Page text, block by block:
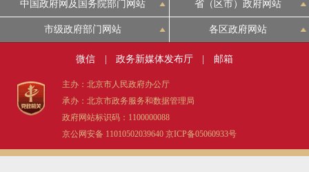
中国政府网及国务院部门网站 省（区市）政府网站
市级政府部门网站 各区政府网站
微信 政务新媒体发布厅 邮箱
主办：北京市人民政府办公厅
承办：北京市政务服务和数据管理局
政府网站标识码：1100000088
京公网安备 11010502039640 京ICP备05060933号